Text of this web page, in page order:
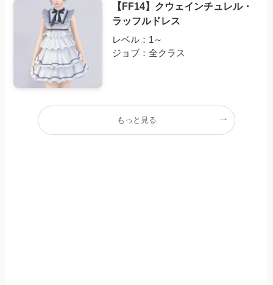
【FF14】クウェインチュレル・
ラッフルドレス
レベル：1～
ジョブ：全クラス
もっと見る